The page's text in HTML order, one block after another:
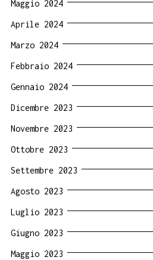
Maggio 2024
Aprile 2024
Marzo 2024
Febbraio 2024
Gennaio 2024
Dicembre 2023
Novembre 2023
Ottobre 2023
Settembre 2023
Agosto 2023
Luglio 2023
Giugno 2023
Maggio 2023